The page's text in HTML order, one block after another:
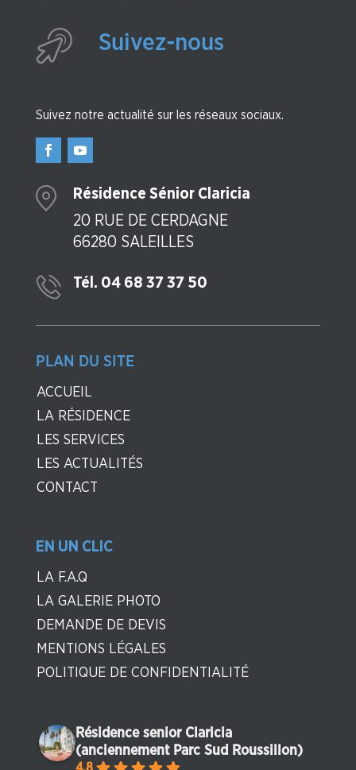
Suivez-nous
Suivez notre actualité sur les réseaux sociaux.
Résidence Sénior Claricia
20 RUE DE CERDAGNE
66280 SALEILLES
Tél. 04 68 37 37 50
PLAN DU SITE
ACCUEIL
LA RÉSIDENCE
LES SERVICES
LES ACTUALITÉS
CONTACT
EN UN CLIC
LA F.A.Q
LA GALERIE PHOTO
DEMANDE DE DEVIS
MENTIONS LÉGALES
POLITIQUE DE CONFIDENTIALITÉ
Résidence senior Claricia
(anciennement Parc Sud Roussillon)
4.8